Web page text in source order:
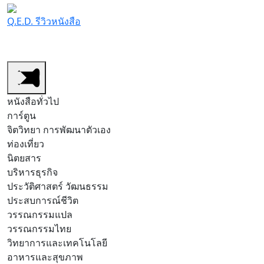
Q.E.D. รีวิวหนังสือ
หนังสือทั่วไป
การ์ตูน
จิตวิทยา การพัฒนาตัวเอง
ท่องเที่ยว
นิตยสาร
บริหารธุรกิจ
ประวัติศาสตร์ วัฒนธรรม
ประสบการณ์ชีวิต
วรรณกรรมแปล
วรรณกรรมไทย
วิทยาการและเทคโนโลยี
อาหารและสุขภาพ